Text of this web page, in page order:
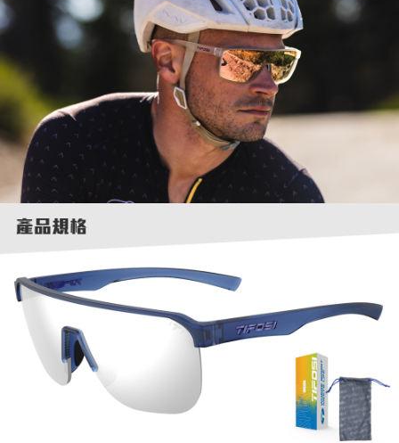
恩沛科技股份有限公司將有權停止該用戶之使用額度並採取法律行動。